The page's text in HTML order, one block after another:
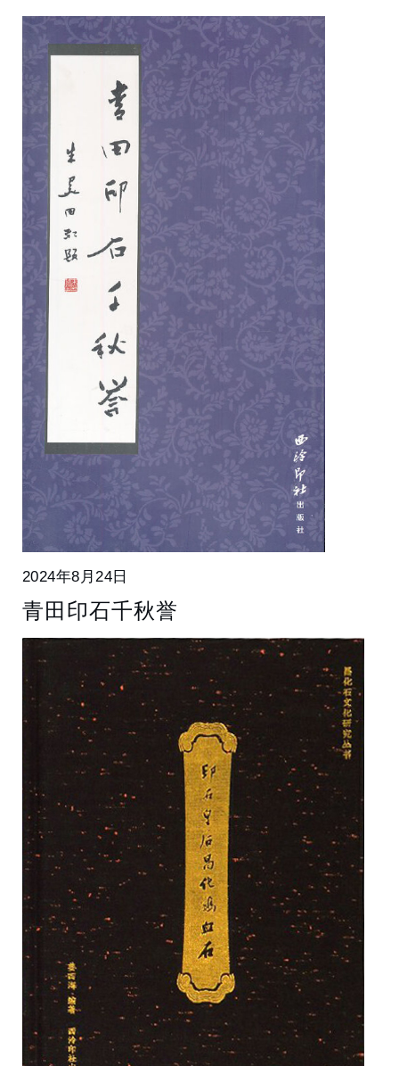
2024年8月24日
青田印石千秋誉